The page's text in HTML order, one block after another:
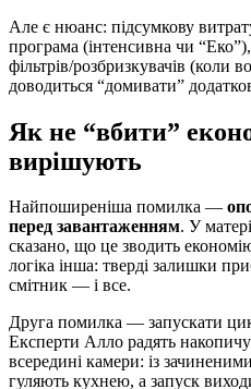
Але є нюанс: підсумкову
програма (інтенсивна чи
фільтрів/розбризкувачів (коли
доводиться “домивати”
Як не “вбити”
вирішують
Найпоширеніша помилка —
перед завантаженням. У
сказано, що це зводить
логіка інша: тверді залишки
смітник — і все.
Друга помилка — запускати
Експерти Алло радять
всередині камери: із
гуляють кухнею, а запуск